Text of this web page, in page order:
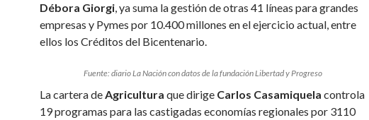
Débora Giorgi, ya suma la gestión de otras 41 líneas para grandes
empresas y Pymes por 10.400 millones en el ejercicio actual, entre
ellos los Créditos del Bicentenario.
Fuente: diario La Nación con datos de la fundación Libertad y Progreso
La cartera deAgricultura que dirige Carlos Casamiquela controla
19 programas para las castigadas economías regionales por 3110